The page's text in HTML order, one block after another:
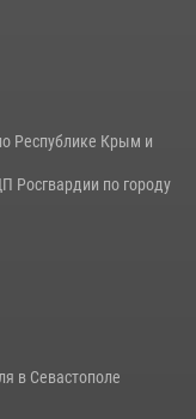
подозреваемую в
Республике Крым и
Росгвардии по городу
в Севастополе